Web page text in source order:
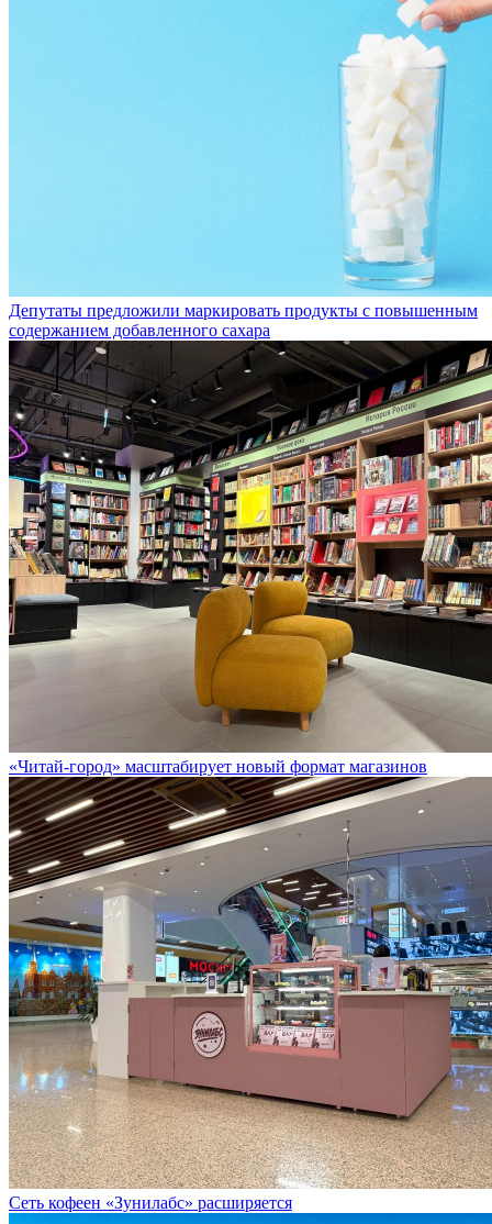
Депутаты предложили маркировать продукты с повышенным
содержанием добавленного сахара
«Читай-город» масштабирует новый формат магазинов
Сеть кофеен «Зунилабс» расширяется